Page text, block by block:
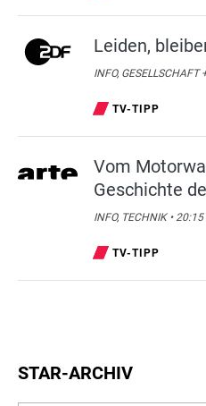
Leiden,
INFO, GESELLSCHAFT
TV-TIPP
Vom
Geschichte
INFO, TECHNIK •
TV-TIPP
STAR-ARCHIV